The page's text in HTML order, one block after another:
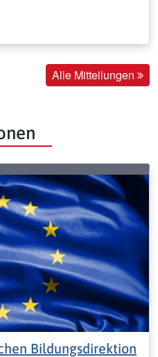
Alle Mitteilungen
Bildungsdirektion